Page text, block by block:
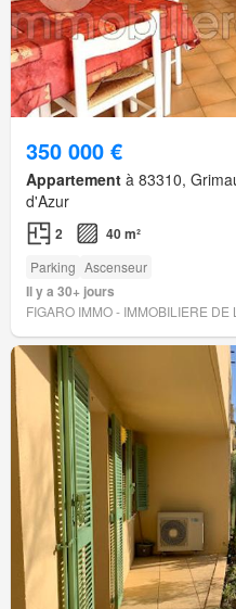
350 000 €
Appartement à 83310,
d'Azur
2 40 m²
Parking Ascenseur
Il y a 30+ jours
FIGARO IMMO - IMMOBILIERE DE